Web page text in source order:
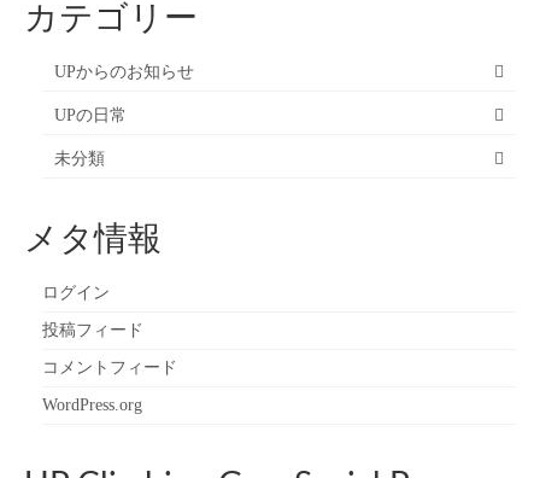
カテゴリー
UPからのお知らせ
UPの日常
未分類
メタ情報
ログイン
投稿フィード
コメントフィード
WordPress.org